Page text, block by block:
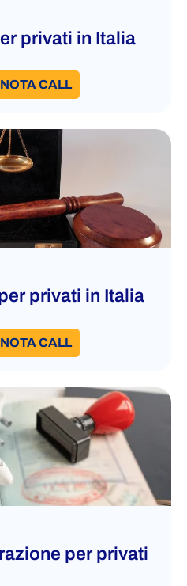
privati in Italia
CALL
privati in Italia
CALL
per privati